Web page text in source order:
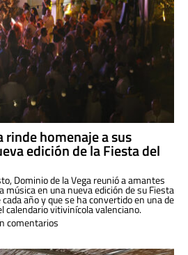
rinde homenaje a sus
edición de la Fiesta del
Dominio de la Vega reunió a amantes
música en una nueva edición de su Fiesta
año y que se ha convertido en una de
calendario vitivinícola valenciano.
comentarios